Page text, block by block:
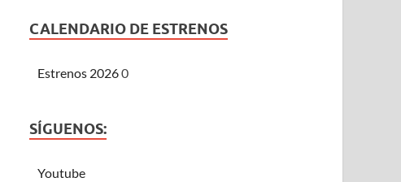
CALENDARIO DE ESTRENOS
Estrenos 20260
SÍGUENOS:
Youtube